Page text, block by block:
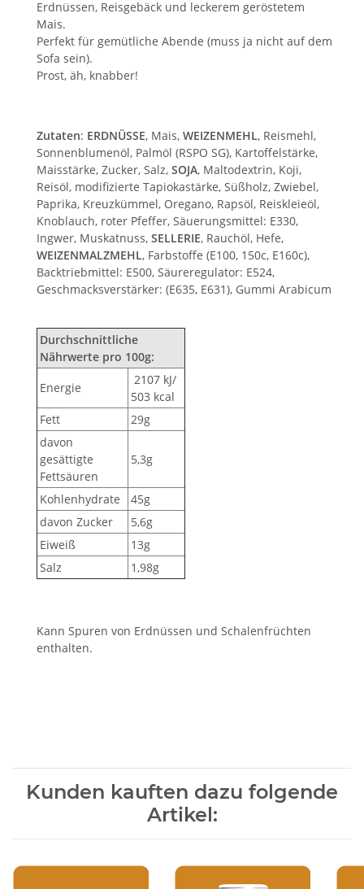
Erdnüssen, Reisgebäck und leckerem geröstetem
Mais.
Perfekt für gemütliche Abende (muss ja nicht auf dem
Sofa sein).
Prost, äh, knabber!
Zutaten: ERDNÜSSE, Mais, WEIZENMEHL, Reismehl,
Sonnenblumenöl, Palmöl (RSPO SG), Kartoffelstärke,
Maisstärke, Zucker, Salz, SOJA, Maltodextrin, Koji,
Reisöl, modifizierte Tapiokastärke, Süßholz, Zwiebel,
Paprika, Kreuzkümmel, Oregano, Rapsöl, Reiskleieöl,
Knoblauch, roter Pfeffer, Säuerungsmittel: E330,
Ingwer, Muskatnuss, SELLERIE, Rauchöl, Hefe,
WEIZENMALZMEHL, Farbstoffe (E100, 150c, E160c),
Backtriebmittel: E500, Säureregulator: E524,
Geschmacksverstärker: (E635, E631), Gummi Arabicum
Durchschnittliche
Nährwerte pro 100g:
Energie
2107 kJ/
503 kcal
Fett
29g
davon
gesättigte
Fettsäuren
5,3g
Kohlenhydrate
45g
davon Zucker
5,6g
Eiweiß
13g
Salz
1,98g
Kann Spuren von Erdnüssen und Schalenfrüchten
enthalten.
Kunden kauften dazu folgende
Artikel: